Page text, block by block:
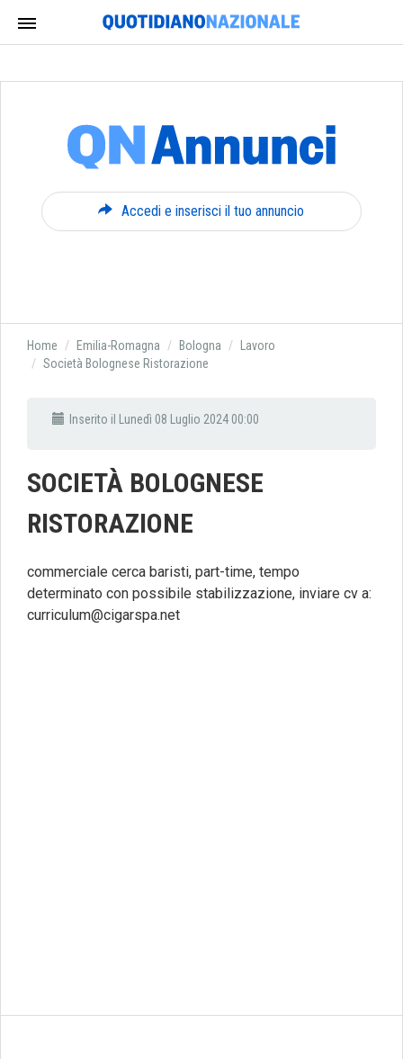
Accedi e inserisci il tuo annuncio
Home Emilia-Romagna Bologna
Lavoro
Società Bolognese Ristorazione
Inserito il Lunedì 08 Luglio 2024 00:00
SOCIETÀ BOLOGNESE
RISTORAZIONE
commerciale cerca baristi, part-time, tempo
determinato con possibile stabilizzazione, inviare cv a:
curriculum@cigarspa.net